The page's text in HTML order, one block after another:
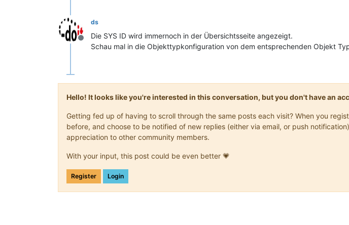
Offline
ds
Die SYS ID wird immernoch in der Übersichtsseite angezeigt.
Schau mal in die Objekttypkonfiguration von dem entsprechenden Objekt
Hello! It looks like you're interested in this conversation, but you don't have an
Getting fed up of having to scroll through the same posts each visit? When you
before, and choose to be notified of new replies (either via email, or push
appreciation to other community members.
With your input, this post could be even better 💗
Register Login